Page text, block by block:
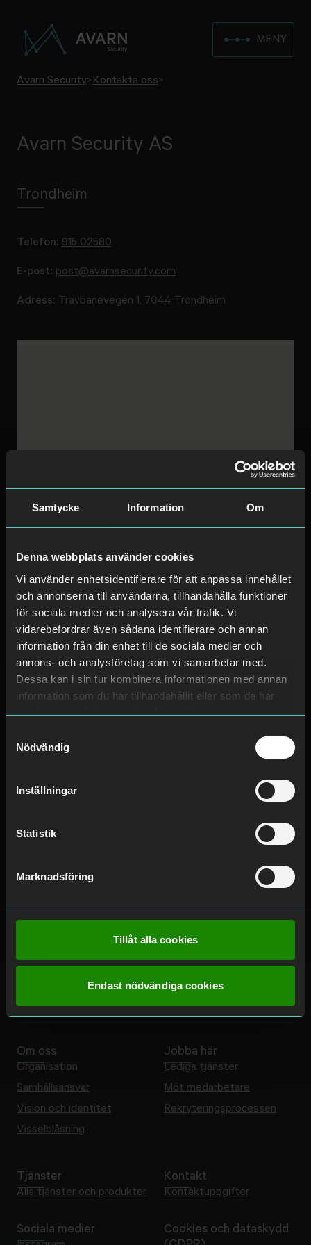
Samtycke Information Om
Denna webbplats använder cookies
Vi använder enhetsidentifierare för att anpassa innehållet
och annonserna till användarna, tillhandahålla funktioner
för sociala medier och analysera vår trafik. Vi
vidarebefordrar även sådana identifierare och annan
information från din enhet till de sociala medier och
annons- och analysföretag som vi samarbetar med.
Dessa kan i sin tur kombinera informationen med annan
information som du har tillhandahållit eller som de har
samlat in när du har använt deras tjänster.
Nödvändig
Inställningar
Statistik
Marknadsföring
Tillåt alla cookies
Endast nödvändiga cookies
MENY
Avarn Security>Kontakta oss>
Avarn Security AS
Trondheim
Telefon: 915 02580
E-post: post@avarnsecurity.com
Adress: Travbanevegen 1, 7044 Trondheim
Trøndelag har 1 annan plats
Avarn Security AS
7652 Verdal
Mer information
Om oss
Organisation
Samhällsansvar
Vision och identitet
Visselblåsning
Jobba här
Lediga tjänster
Möt medarbetare
Rekryteringsprocessen
Tjänster
Alla tjänster och produkter
Kontakt
Kontaktuppgifter
Sociala medier
Cookies och dataskydd